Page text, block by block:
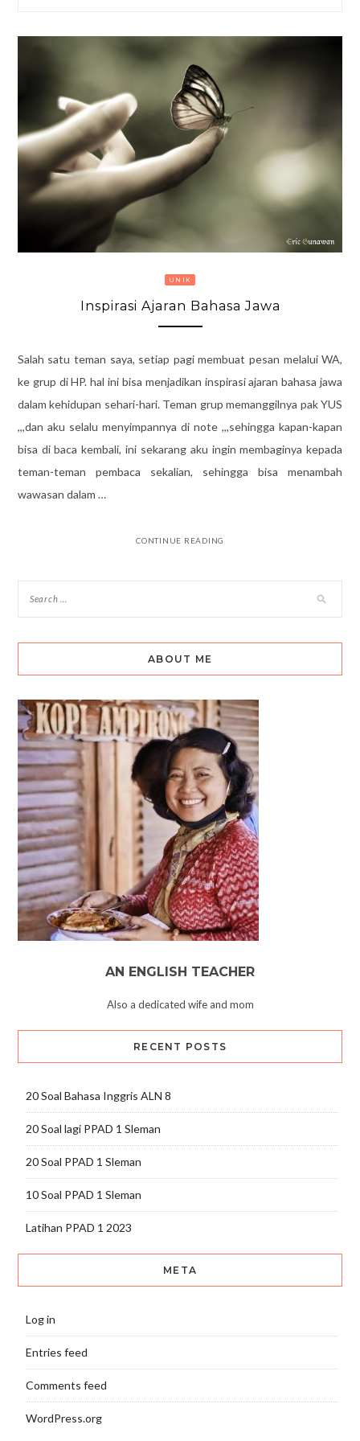
UNIK
Inspirasi Ajaran Bahasa Jawa
Salah satu teman saya, setiap pagi membuat pesan melalui WA,
ke grup di HP. hal ini bisa menjadikan inspirasi ajaran bahasa jawa
dalam kehidupan sehari-hari. Teman grup memanggilnya pak YUS
,,,dan aku selalu menyimpannya di note ,,,sehingga kapan-kapan
bisa di baca kembali, ini sekarang aku ingin membaginya kepada
teman-teman pembaca sekalian, sehingga bisa menambah
wawasan dalam …
CONTINUE READING
ABOUT ME
AN ENGLISH TEACHER
Also a dedicated wife and mom
RECENT POSTS
20 Soal Bahasa Inggris ALN 8
20 Soal lagi PPAD 1 Sleman
20 Soal PPAD 1 Sleman
10 Soal PPAD 1 Sleman
Latihan PPAD 1 2023
META
Log in
Entries feed
Comments feed
WordPress.org